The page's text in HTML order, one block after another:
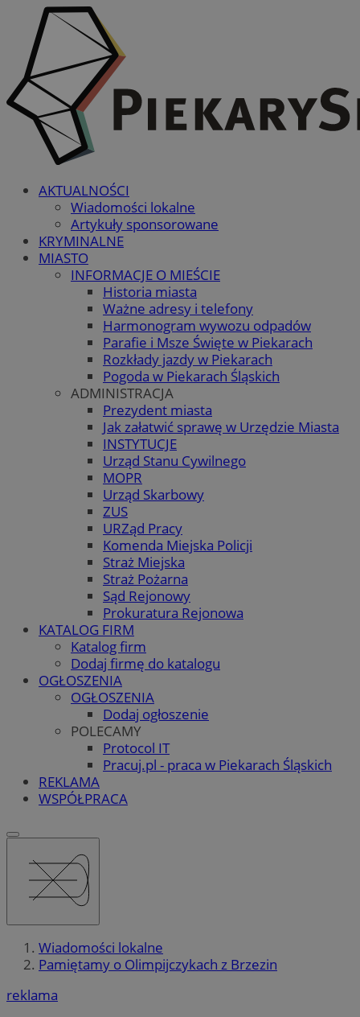
AKTUALNOŚCI
Wiadomości lokalne
Artykuły sponsorowane
KRYMINALNE
MIASTO
INFORMACJE O MIEŚCIE
Historia miasta
Ważne adresy i telefony
Harmonogram wywozu odpadów
Parafie i Msze Święte w Piekarach
Rozkłady jazdy w Piekarach
Pogoda w Piekarach Śląskich
ADMINISTRACJA
Prezydent miasta
Jak załatwić sprawę w Urzędzie Miasta
INSTYTUCJE
Urząd Stanu Cywilnego
MOPR
Urząd Skarbowy
ZUS
URZąd Pracy
Komenda Miejska Policji
Straż Miejska
Straż Pożarna
Sąd Rejonowy
Prokuratura Rejonowa
KATALOG FIRM
Katalog firm
Dodaj firmę do katalogu
OGŁOSZENIA
OGŁOSZENIA
Dodaj ogłoszenie
POLECAMY
Protocol IT
Pracuj.pl - praca w Piekarach Śląskich
REKLAMA
WSPÓŁPRACA
Wiadomości lokalne
Pamiętamy o Olimpijczykach z Brzezin
reklama